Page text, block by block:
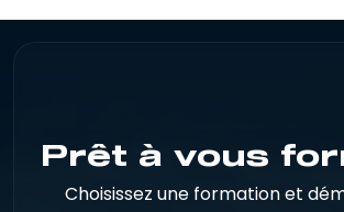
Prêt à vous
Choisissez une formation et